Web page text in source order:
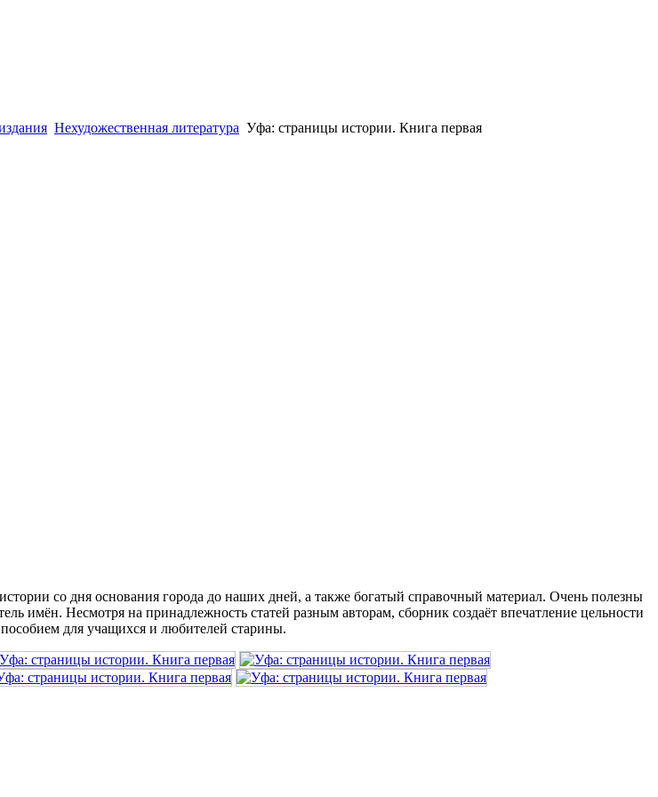
Нехудожественная литература Уфа: страницы истории. Книга первая
со дня основания города до наших дней, а также богатый справочный материал. Очень полезны
имён. Несмотря на принадлежность статей разным авторам, сборник создаёт впечатление цельности
для учащихся и любителей старины.